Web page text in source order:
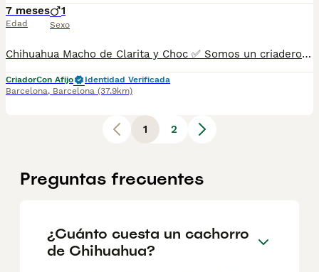
7 meses
Edad
1
Sexo
Chihuahua Macho de Clarita y Choc ✅ Somos un criadero autorizado y certificado por la Generalitat de Catalunya bajo el número de Núcleo Zoológico G25/00314. PARA MÁS INFORMACIÓN: ☎️ 933095977 📱 685878504 / 674320847 💻 Más fotos y vídeos en nuestra web www.aquanatura.es 🚙 Hacemos envíos 📌 Calle Roger de Flor 45, muy cerca del Arc de Triomf de Barcelona, de Lunes a Sábados. Se entregan con sus vacunas, desparasitados interna y externamente, con microchip y su registro, cartilla sanitaria y contrato de garantías, documentación legal y factura. AQUANATURA
CriadorCon Afijo
Identidad Verificada
Barcelona, Barcelona (37.9km)
1 2
Preguntas frecuentes
¿Cuánto cuesta un cachorro
de Chihuahua?